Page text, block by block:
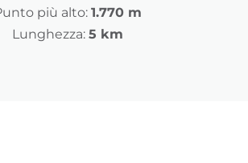
più alto: 1.770 m
Lunghezza: 5 km